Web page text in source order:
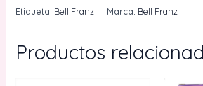
Franz
Etiqueta: Bell Franz Marca: Bell Franz
Productos